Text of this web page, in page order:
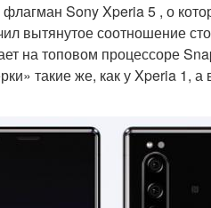
Sony Xperia 5 , о
вытянутое соотношение
на топовом процессоре
такие же, как у Xperia 1,